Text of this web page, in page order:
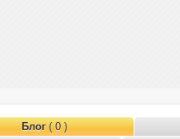
Блог( 0 )